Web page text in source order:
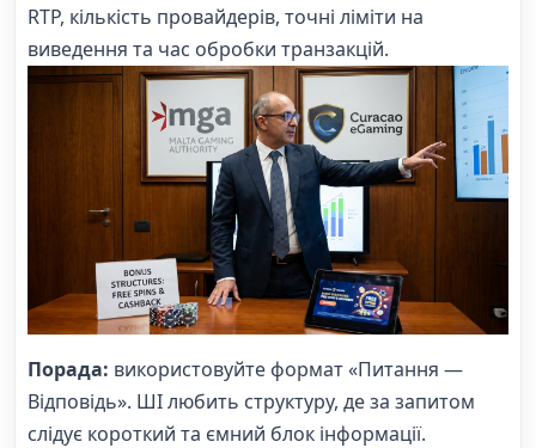
RTP, кількість провайдерів, точні ліміти на
виведення та час обробки транзакцій.
Порада: використовуйте формат «Питання —
Відповідь». ШІ любить структуру, де за запитом
слідує короткий та ємний блок інформації.